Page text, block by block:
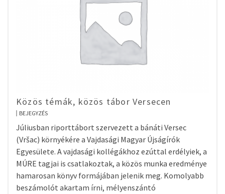
Közös témák, közös tábor Versecen
BEJEGYZÉS
Júliusban riporttábort szervezett a bánáti Versec
(Vršac) környékére a Vajdasági Magyar Újságírók
Egyesülete. A vajdasági kollégákhoz ezúttal erdélyiek, a
MÚRE tagjai is csatlakoztak, a közös munka eredménye
hamarosan könyv formájában jelenik meg. Komolyabb
beszámolót akartam írni, mélyenszántó